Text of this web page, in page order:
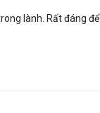
lành. Rất đáng để